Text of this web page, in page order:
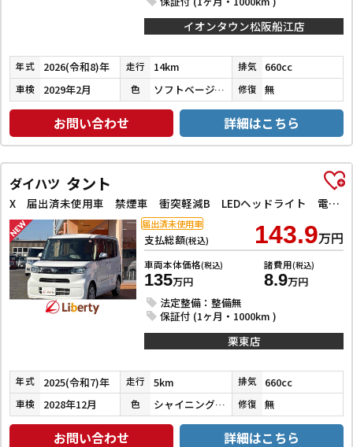
イオンタウン松阪船江店
年式 2026(令和8)年 走行 14km 排気 660cc
車検 2029年2月 色 ソフトベージュメタリック 修復 無
お問い合わせ 詳細はこちら
ダイハツ タント
X 届出済未使用車 禁煙車 衝突軽減B LEDヘッドライト 電子パーキング 前席シートヒーター 左パワースライドドア スマートキー プッシュスタート アイドリングストップ 障害物センサー オートエアコン
支払総額(税込) 143.9万円
車両本体価格(税込)
135万円
諸費用(税込)
8.9万円
法定整備：整備無
保証付 (1ヶ月・1000km )
届出済未使用車
栗東店
年式 2025(令和7)年 走行 5km 排気 660cc
車検 2028年12月 色 シャイニングホワイトパール 修復 無
お問い合わせ 詳細はこちら